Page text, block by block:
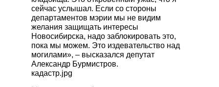
сейчас услышал. Если со стороны
департаментов мэрии мы не видим
желания защищать интересы
Новосибирска, надо заблокировать это,
пока мы можем. Это издевательство над
могилами», – высказался депутат
Александр Бурмистров.
кадастр.jpg